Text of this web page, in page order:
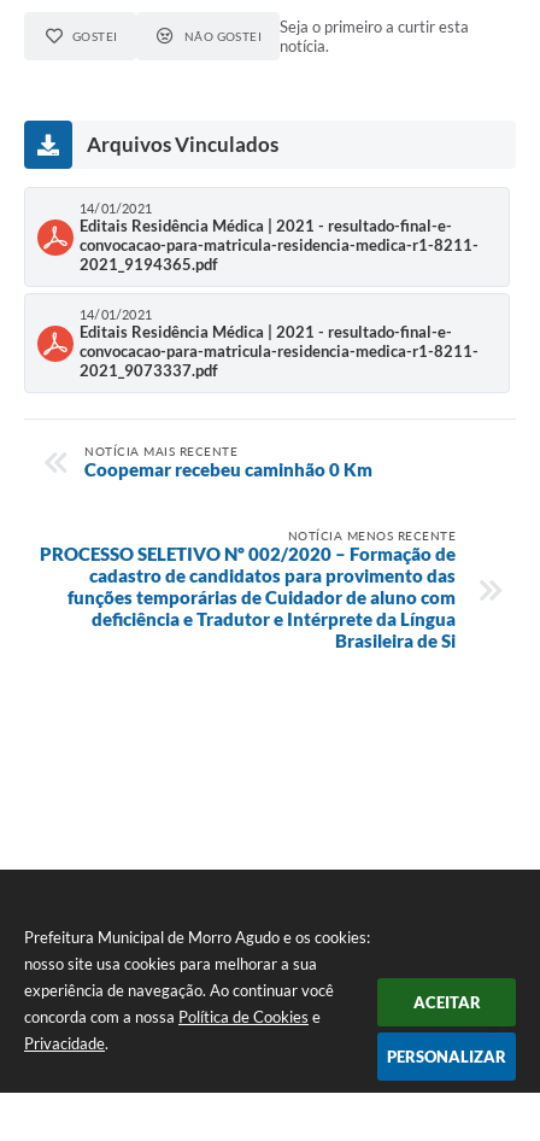
Prefeitura Municipal de Morro Agudo e os cookies:
nosso site usa cookies para melhorar a sua
experiência de navegação. Ao continuar você
concorda com a nossa Política de Cookies e
Privacidade.
ACEITAR
PERSONALIZAR
GOSTEI NÃO GOSTEI
Seja o primeiro a curtir esta
notícia.
Arquivos Vinculados
14/01/2021
Editais Residência Médica | 2021 - resultado-final-e-
convocacao-para-matricula-residencia-medica-r1-8211-
2021_9194365.pdf
14/01/2021
Editais Residência Médica | 2021 - resultado-final-e-
convocacao-para-matricula-residencia-medica-r1-8211-
2021_9073337.pdf
NOTÍCIA MAIS RECENTE
Coopemar recebeu caminhão 0 Km
NOTÍCIA MENOS RECENTE
PROCESSO SELETIVO Nº 002/2020 – Formação de
cadastro de candidatos para provimento das
funções temporárias de Cuidador de aluno com
deficiência e Tradutor e Intérprete da Língua
Brasileira de Si